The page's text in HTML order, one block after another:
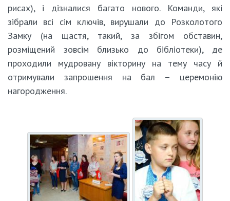
рисах), і дізналися багато нового. Команди, які
зібрали всі сім ключів, вирушали до Розколотого
Замку (на щастя, такий, за збігом обставин,
розміщений зовсім близько до бібліотеки), де
проходили мудровану вікторину на тему часу й
отримували запрошення на бал – церемонію
нагородження.